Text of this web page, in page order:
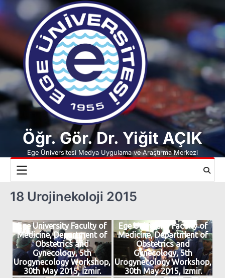
to
Öğr. Gör. Dr. Yiğit AÇIK
Ege Üniversitesi Medya Uygulama ve Araştırma Merkezi
18 Urojinekoloji 2015
Ege University Faculty of
Medicine, Department of
Obstetrics and
Gynecology, 5th
Urogynecology Workshop,
30th May 2015, İzmir.
Ege University Faculty of
Medicine, Department of
Obstetrics and
Gynecology, 5th
Urogynecology Workshop,
30th May 2015, İzmir.